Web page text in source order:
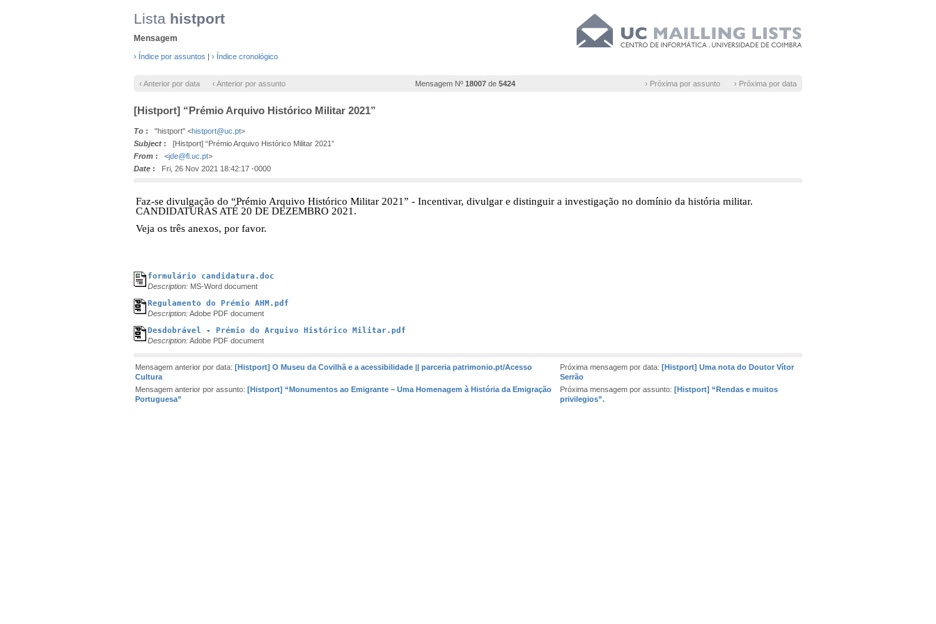
Lista histport
Mensagem
› Índice por assuntos | › Índice cronológico
‹ Anterior por data ‹ Anterior por assunto Mensagem Nº 18007 de 5424 › Próxima por assunto › Próxima por data
[Histport] “Prémio Arquivo Histórico Militar 2021”
To : "histport" <histport@uc.pt>
Subject : [Histport] “Prémio Arquivo Histórico Militar 2021”
From : <jde@fl.uc.pt>
Date : Fri, 26 Nov 2021 18:42:17 -0000
Faz-se divulgação do “Prémio Arquivo Histórico Militar 2021” - Incentivar, divulgar e distinguir a investigação no domínio da história militar.
CANDIDATURAS ATÉ 20 DE DEZEMBRO 2021.
Veja os três anexos, por favor.
formulário candidatura.doc
Description: MS-Word document
Regulamento do Prémio AHM.pdf
Description:Adobe PDF document
Desdobrável - Prémio do Arquivo Histórico Militar.pdf
Description:Adobe PDF document
Mensagem anterior por data: [Histport] O Museu da Covilhã e a acessibilidade || parceria patrimonio.pt/Acesso
Cultura
Próxima mensagem por data: [Histport] Uma nota do Doutor Vítor
Serrão
Mensagem anterior por assunto: [Histport] “Monumentos ao Emigrante – Uma Homenagem à História da Emigração
Portuguesa”
Próxima mensagem por assunto: [Histport] “Rendas e muitos
privilegios”.